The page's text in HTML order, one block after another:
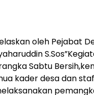
oleh Pejabat
Sabtu
kader desa dan